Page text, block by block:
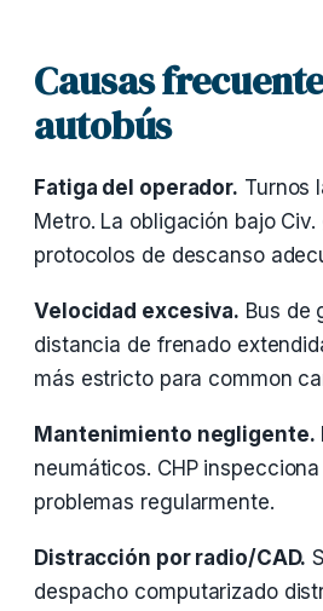
Causas
autobús
Fatiga del operador. Turnos
Metro. La obligación bajo
protocolos de descanso
Velocidad excesiva. Bus de
distancia de frenado
más estricto para common
Mantenimiento negligente.
neumáticos. CHP
problemas regularmente.
Distracción por radio/CAD.
despacho computarizado